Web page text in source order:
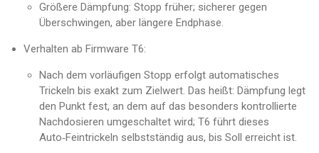
Größere Dämpfung: Stopp früher; sicherer gegen
Überschwingen, aber längere Endphase.
Verhalten ab Firmware T6:
Nach dem vorläufigen Stopp erfolgt automatisches
Trickeln bis exakt zum Zielwert. Das heißt: Dämpfung legt
den Punkt fest, an dem auf das besonders kontrollierte
Nachdosieren umgeschaltet wird; T6 führt dieses
Auto‑Feintrickeln selbstständig aus, bis Soll erreicht ist.